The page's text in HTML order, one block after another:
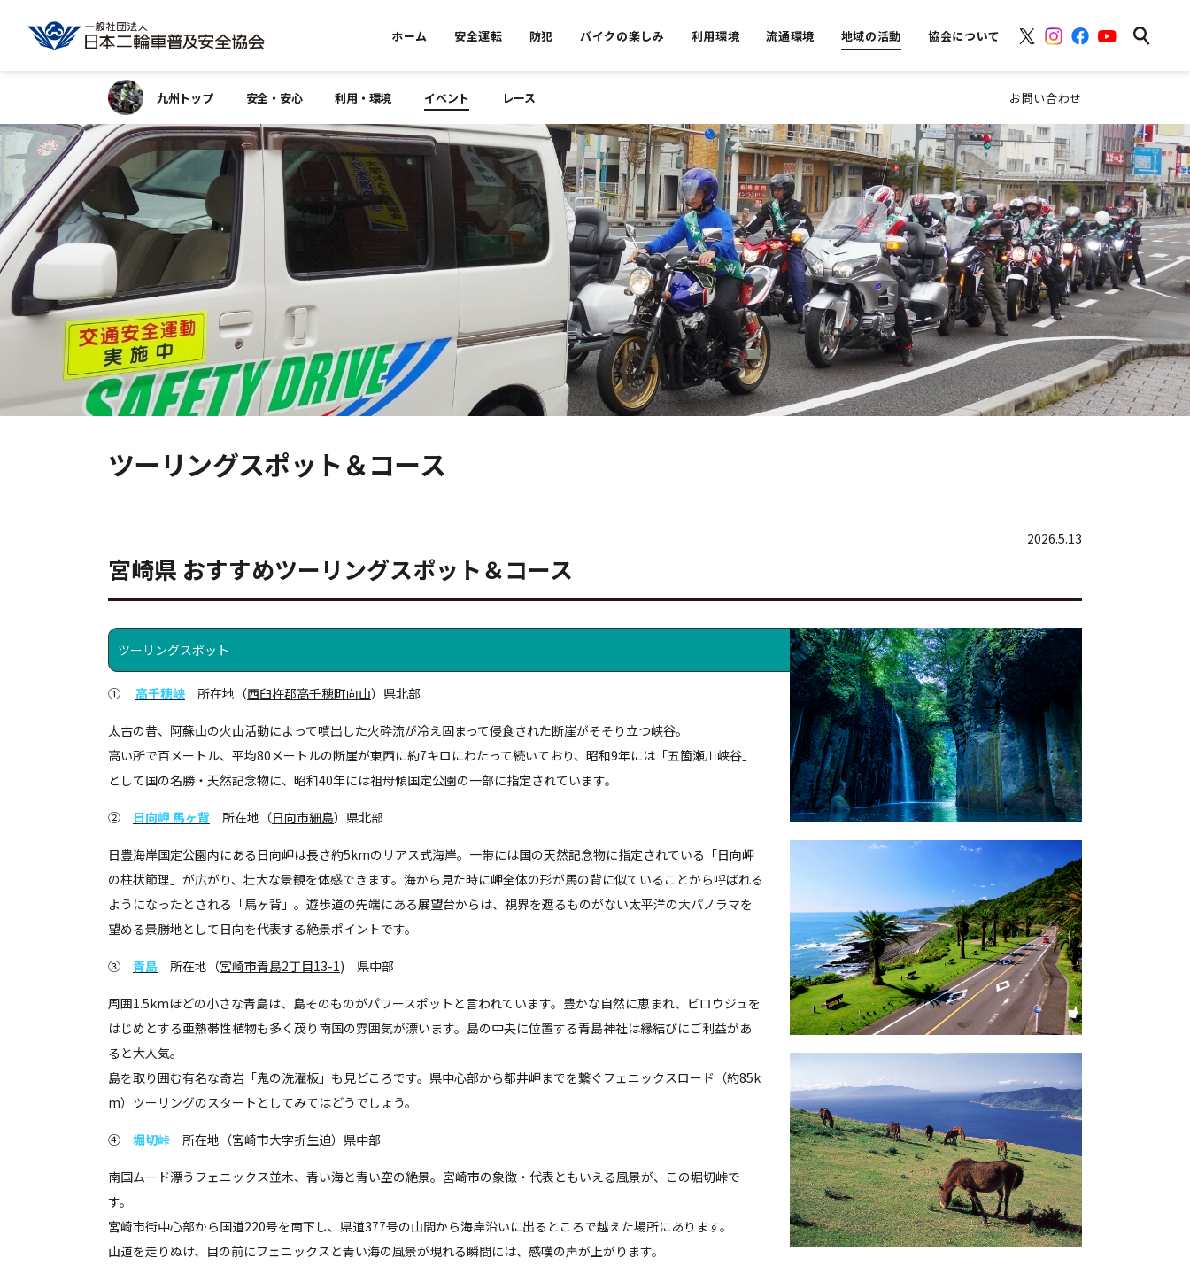
ホーム 安全運転 防犯 バイクの楽しみ 利用環境 流通環境 地域の活動 協会について
九州トップ 安全・安心 利用・環境 イベント レース お問い合わせ
ツーリングスポット＆コース
2026.5.13
宮崎県 おすすめツーリングスポット＆コース
ツーリングスポット
① 高千穂峡 所在地（西臼杵郡高千穂町向山）県北部
太古の昔、阿蘇山の火山活動によって噴出した火砕流が冷え固まって侵食された断崖がそそり立つ峡谷。
高い所で百メートル、平均80メートルの断崖が東西に約7キロにわたって続いており、昭和9年には「五箇瀬川峡谷」
として国の名勝・天然記念物に、昭和40年には祖母傾国定公園の一部に指定されています。
② 日向岬 馬ヶ背 所在地（日向市細島）県北部
日豊海岸国定公園内にある日向岬は長さ約5kmのリアス式海岸。一帯には国の天然記念物に指定されている「日向岬
の柱状節理」が広がり、壮大な景観を体感できます。海から見た時に岬全体の形が馬の背に似ていることから呼ばれる
ようになったとされる「馬ヶ背」。遊歩道の先端にある展望台からは、視界を遮るものがない太平洋の大パノラマを
望める景勝地として日向を代表する絶景ポイントです。
③ 青島 所在地（宮崎市青島2丁目13-1) 県中部
周囲1.5kmほどの小さな青島は、島そのものがパワースポットと言われています。豊かな自然に恵まれ、ビロウジュを
はじめとする亜熱帯性植物も多く茂り南国の雰囲気が漂います。島の中央に位置する青島神社は縁結びにご利益があ
ると大人気。
島を取り囲む有名な奇岩「鬼の洗濯板」も見どころです。県中心部から都井岬までを繋ぐフェニックスロード（約85k
m）ツーリングのスタートとしてみてはどうでしょう。
④ 堀切峠 所在地（宮崎市大字折生迫）県中部
南国ムード漂うフェニックス並木、青い海と青い空の絶景。宮崎市の象徴・代表ともいえる風景が、この堀切峠で
す。
宮崎市街中心部から国道220号を南下し、県道377号の山間から海岸沿いに出るところで越えた場所にあります。
山道を走りぬけ、目の前にフェニックスと青い海の風景が現れる瞬間には、感嘆の声が上がります。